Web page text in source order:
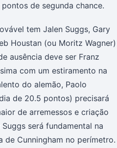
de segunda chance.
tem Jalen Suggs, Gary
Houstan (ou Moritz Wagner)
ausência deve ser Franz
com um estiramento na
do alemão, Paolo
de 20.5 pontos) precisará
de arremessos e criação
será fundamental na
de Cunningham no perímetro.